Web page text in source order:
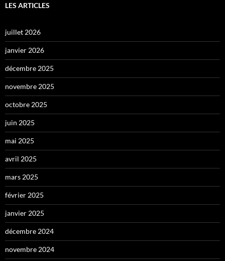
LES ARTICLES
juillet 2026
janvier 2026
décembre 2025
novembre 2025
octobre 2025
juin 2025
mai 2025
avril 2025
mars 2025
février 2025
janvier 2025
décembre 2024
novembre 2024